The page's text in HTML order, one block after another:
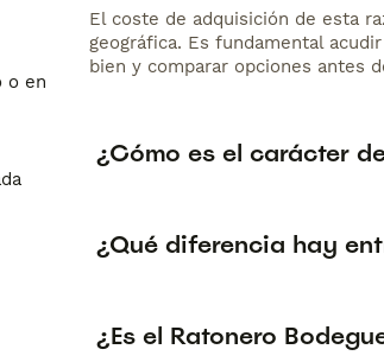
en el
El coste de adquisición de esta
geográfica. Es fundamental
bien y comparar opciones antes
¿Cómo es el carácter
¿Qué diferencia hay
¿Es el Ratonero